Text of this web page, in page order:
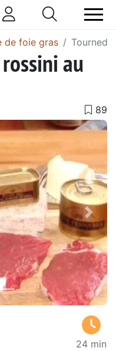
de foie gras
au
24 min